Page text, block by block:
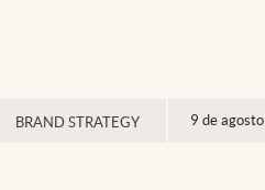
BRAND STRATEGY 9 de